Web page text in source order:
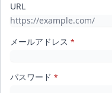
URL
メールアドレス *
パスワード *